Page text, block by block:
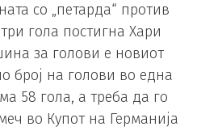
со „петарда“ против
гола постигна Хари
за голови е новиот
број на голови во една
58 гола, а треба да го
во Купот на Германија